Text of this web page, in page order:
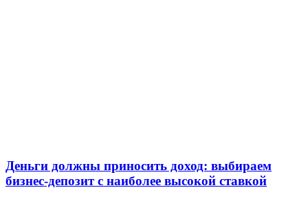
Деньги должны приносить доход: выбираем
бизнес-депозит с наиболее высокой ставкой